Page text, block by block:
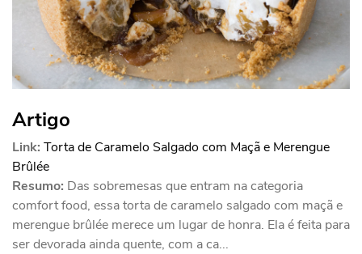
Artigo
Link: Torta de Caramelo Salgado com Maçã e Merengue
Brûlée
Resumo: Das sobremesas que entram na categoria
comfort food, essa torta de caramelo salgado com maçã e
merengue brûlée merece um lugar de honra. Ela é feita para
ser devorada ainda quente, com a ca...